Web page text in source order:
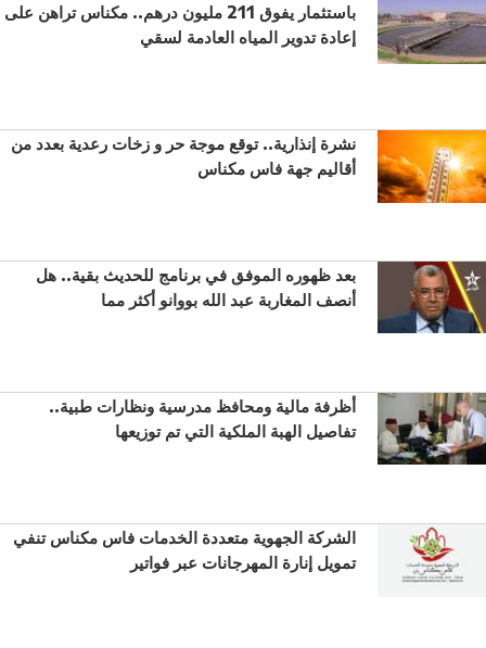
باستثمار يفوق 211 مليون درهم.. مكناس تراهن على
إعادة تدوير المياه العادمة لسقي
نشرة إنذارية.. توقع موجة حر و زخات رعدية بعدد من
أقاليم جهة فاس مكناس
بعد ظهوره الموفق في برنامج للحديث بقية.. هل
أنصف المغاربة عبد الله بووانو أكثر مما
أظرفة مالية ومحافظ مدرسية ونظارات طبية..
تفاصيل الهبة الملكية التي تم توزيعها
الشركة الجهوية متعددة الخدمات فاس مكناس تنفي
تمويل إنارة المهرجانات عبر فواتير